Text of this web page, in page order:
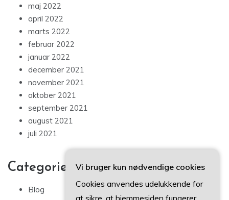
maj 2022
april 2022
marts 2022
februar 2022
januar 2022
december 2021
november 2021
oktober 2021
september 2021
august 2021
juli 2021
Categories
Blog
Vi bruger kun nødvendige cookies
Cookies anvendes udelukkende for
at sikre, at hjemmesiden fungerer